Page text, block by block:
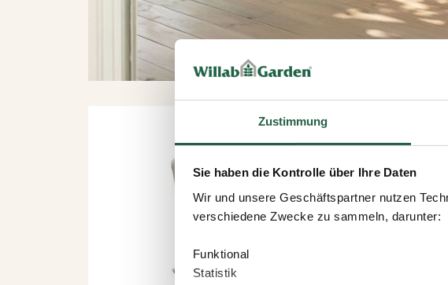
Zustimmung
Sie haben die Kontrolle über Ihre Daten
Wir und unsere Geschäftspartner nutzen
verschiedene Zwecke zu sammeln, darunter:
Funktional
Statistik